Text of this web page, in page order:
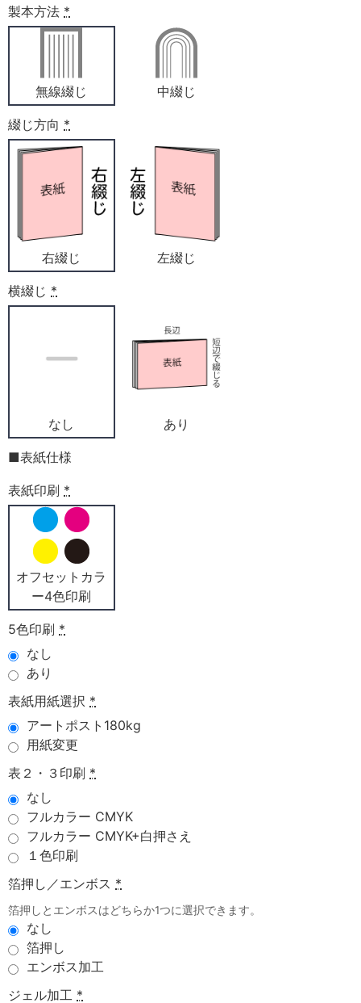
製本方法 *
無線綴じ 中綴じ
綴じ方向 *
右綴じ 左綴じ
横綴じ *
なし あり
■表紙仕様
表紙印刷 *
オフセットカラ
ー4色印刷
5色印刷 *
なし
あり
表紙用紙選択 *
アートポスト180kg
用紙変更
表２・３印刷 *
なし
フルカラー CMYK
フルカラー CMYK+白押さえ
１色印刷
箔押し／エンボス *
箔押しとエンボスはどちらか1つに選択できます。
なし
箔押し
エンボス加工
ジェル加工 *